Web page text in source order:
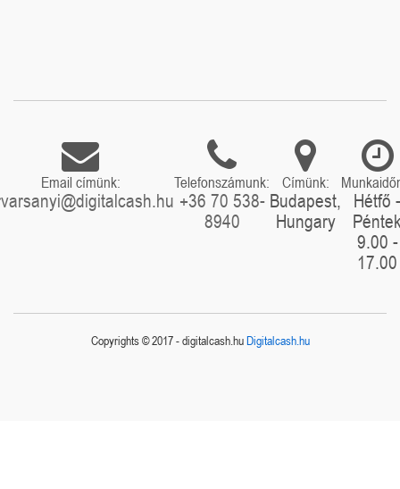
Email címünk: Telefonszámunk:
+36 70 538-
8940
Címünk:
Budapest,
Hungary
Hétfő -
9.00 -
17.00
Copyrights © 2017 - digitalcash.huDigitalcash.hu